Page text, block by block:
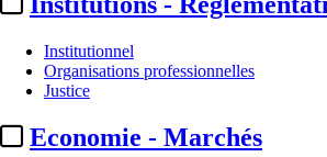
Institutionnel
Organisations professionnelles
Justice
Economie - Marchés